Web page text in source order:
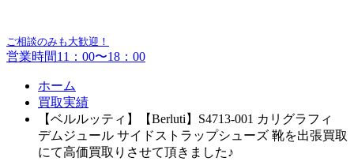
ご相談のみも大歓迎！
営業時間11：00〜18：00
ホーム
買取実績
【ベルルッティ】【Berluti】S4713-001 カリグラフィ
デムジュール サイドストラップシューズ 靴を出張買取
にて高価買取りさせて頂きました♪